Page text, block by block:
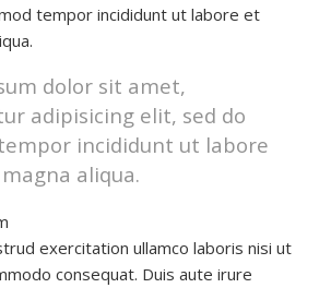
tempor incididunt ut labore et
dolor sit amet,
adipisicing elit, sed do
incididunt ut labore
aliqua.
exercitation ullamco laboris nisi ut
consequat. Duis aute irure